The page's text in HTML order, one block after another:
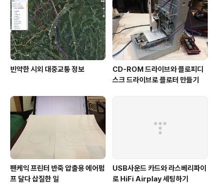
빈약한 시외 대중교통 정보
CD-ROM 드라이브와 플로피디
스크 드라이브로 플로터 만들기
팬케익 프린터 반죽 압출용 에어펌
프 달다 삽질한 일
USB사운드 카드와 라스베리파이
로 HiFi Airplay 세팅하기